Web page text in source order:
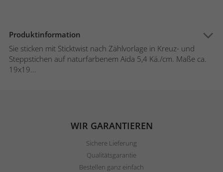
Produktinformation
Sie sticken mit Sticktwist nach Zählvorlage in Kreuz- und
Steppstichen auf naturfarbenem Aida 5,4 Kä./cm. Maße ca.
19x19...
WIR GARANTIEREN
Sichere Lieferung
Qualitätsgarantie
Bestellen ganz einfach